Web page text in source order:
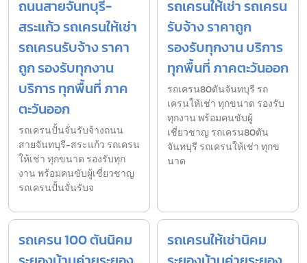
ถนนสายจันทบุรี-
สระแก้ว รถเครนให้เช่า
รถเครนรับจ้าง ราคา
ถูก รองรับทุกงาน
บริการ ทุกพื้นที่ ภาค
ตะวันออก
รถเครนปั้นจั่นรับจ้างถนน
สายจันทบุรี-สระแก้ว รถเครน
ให้เช่า ทุกขนาด รองรับทุก
งาน พร้อมคนขับผู้เชี่ยวชาญ
รถเครนปั้นจั่นรับจ
รถเครนให้เช่า รถเครน
รับจ้าง ราคาถูก
รองรับทุกงาน บริการ
ทุกพื้นที่ ภาคตะวันออก
รถเครน80ตันจันทบุรี รถ
เครนให้เช่า ทุกขนาด รองรับ
ทุกงาน พร้อมคนขับผู้
เชี่ยวชาญ รถเครน80ตัน
จันทบุรี รถเครนให้เช่า ทุกข
นาด
รถเครน 100 ตันนิคม
รถเครนให้เช่านิคม